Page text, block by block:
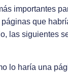
importantes
que
las siguientes
lo haría una